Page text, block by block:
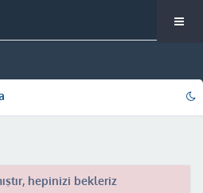
hepinizi bekleriz